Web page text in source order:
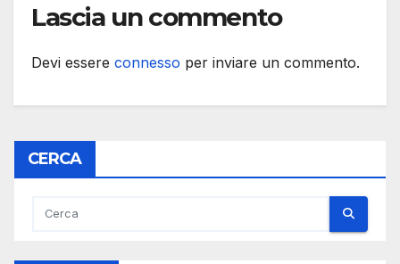
Lascia un commento
Devi essere connesso per inviare un commento.
CERCA